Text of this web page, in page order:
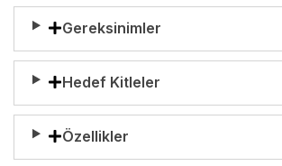
Gereksinimler
Hedef Kitleler
Özellikler